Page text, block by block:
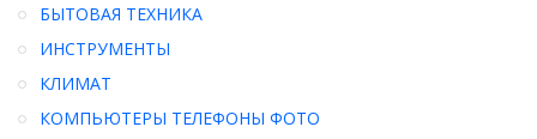
БЫТОВАЯ ТЕХНИКА
ИНСТРУМЕНТЫ
КЛИМАТ
КОМПЬЮТЕРЫ ТЕЛЕФОНЫ ФОТО